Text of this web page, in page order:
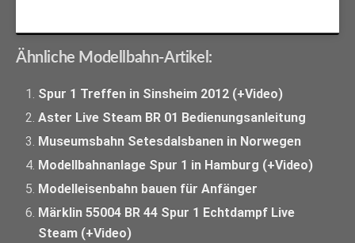
Ähnliche Modellbahn-Artikel:
Spur 1 Treffen in Sinsheim 2012 (+Video)
Aster Live Steam BR 01 Bedienungsanleitung
Museumsbahn Setesdalsbanen in Norwegen
Modellbahnanlage Spur 1 in Hamburg (+Video)
Modelleisenbahn bauen für Anfänger
Märklin 55004 BR 44 Spur 1 Echtdampf Live
Steam (+Video)